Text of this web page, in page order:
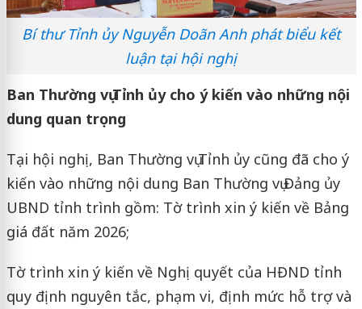
Bí thư Tỉnh ủy Nguyễn Doãn Anh phát biểu kết
luận tại hội nghị
Ban Thường vụ Tỉnh ủy cho ý kiến vào những nội
dung quan trọng
Tại hội nghị, Ban Thường vụ Tỉnh ủy cũng đã cho ý
kiến vào những nội dung Ban Thường vụ Đảng ủy
UBND tỉnh trình gồm: Tờ trình xin ý kiến về Bảng
giá đất năm 2026;
Tờ trình xin ý kiến về Nghị quyết của HĐND tỉnh
quy định nguyên tắc, phạm vi, định mức hỗ trợ và